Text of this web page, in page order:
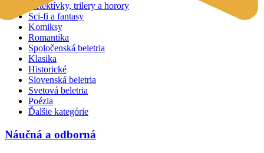
Detektívky, trilery a horory
Sci-fi a fantasy
Komiksy
Romantika
Spoločenská beletria
Klasika
Historické
Slovenská beletria
Svetová beletria
Poézia
Ďalšie kategórie
Náučná a odborná